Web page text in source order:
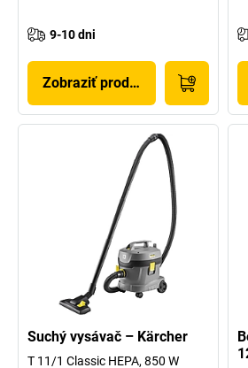
9-10 dni
Zobraziť produkt
Suchý vysávač – Kärcher
T 11/1 Classic HEPA, 850 W